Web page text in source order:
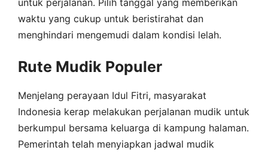
waktu yang cukup untuk beristirahat dan
menghindari mengemudi dalam kondisi lelah.
Rute Mudik Populer
Menjelang perayaan Idul Fitri, masyarakat
Indonesia kerap melakukan perjalanan mudik untuk
berkumpul bersama keluarga di kampung halaman.
Pemerintah telah menyiapkan jadwal mudik